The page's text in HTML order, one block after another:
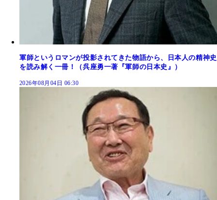
軍師というロマンが投影されてきた物語から、日本人の精神史
を読み解く一冊！（呉座勇一著『軍師の日本史』）
2026年08月04日 06:30